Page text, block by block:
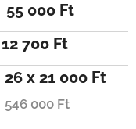
55 000 Ft
12 700 Ft
26 x 21 000 Ft
546 000 Ft